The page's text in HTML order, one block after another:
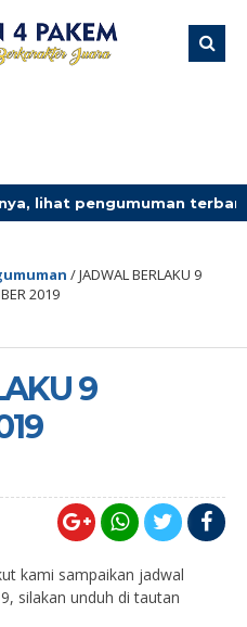
terbaru! 3
/JADWAL BERLAKU 9
2019
9
kami sampaikan jadwal
silakan unduh di tautan